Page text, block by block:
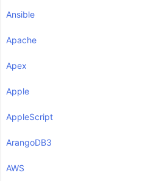
Ansible
Apache
Apex
Apple
AppleScript
ArangoDB3
AWS